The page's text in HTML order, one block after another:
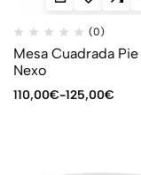
(0)
Mesa Cuadrada
Nexo
110,00€-125,00€